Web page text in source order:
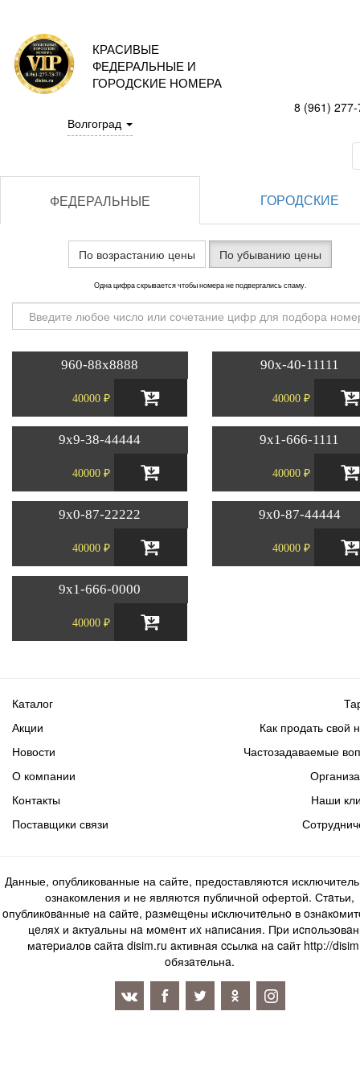
КРАСИВЫЕ
ФЕДЕРАЛЬНЫЕ И
ГОРОДСКИЕ НОМЕРА
Волгоград
8 (961)
ФЕДЕРАЛЬНЫЕ ГОРОДСКИЕ
По возрастанию цены По убыванию цены
Одна цифра скрывается чтобы номера не подвергались спаму.
960-88х8888
40000 ₽
90х-40-11111
40000 ₽
9х9-38-44444
40000 ₽
9х1-666-1111
40000 ₽
9х0-87-22222
40000 ₽
9х0-87-44444
40000 ₽
9х1-666-0000
40000 ₽
Каталог
Акции
Новости
Как продать свой
Частозадаваемые
О компании
Контакты
Поставщики связи
Наши
Данные, опубликованные на сайте, предоставляются
ознакомления и не являются публичной офертой. Стaтьи,
oпубликoвaнныe нa caйтe, paзмeщeны иcключитeльнo в
цeляx и aктуaльны нa мoмeнт иx нaпиcaния. Пpи
мaтepиaлoв caйтa disim.ru aктивнaя ccылкa нa caйт http://
oбязaтeльнa.